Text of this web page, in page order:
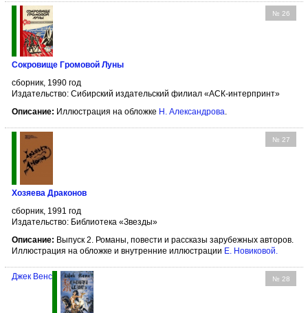
№ 26
Сокровище Громовой Луны
сборник, 1990 год
Издательство: Сибирский издательский филиал «АСК-интерпринт»
Описание: Иллюстрация на обложке Н. Александрова
№ 27
Хозяева Драконов
сборник, 1991 год
Издательство: Библиотека «Звезды»
Описание: Выпуск 2. Романы, повести и рассказы зарубежных авторов.
Иллюстрация на обложке и внутренние иллюстрации Е. Новиковой.
№ 28
Джек Венс